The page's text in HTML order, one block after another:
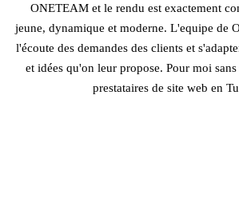
ONETEAM et le rendu est exactement
jeune, dynamique et moderne. L'equipe de
l'écoute des demandes des clients et
et idées qu'on leur propose. Pour moi
prestataires de site web en